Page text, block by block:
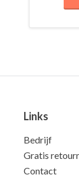
Links
Bedrijf
Gratis
Contact